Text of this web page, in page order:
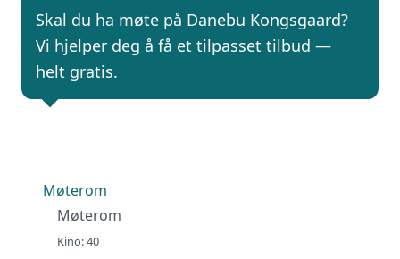
Skal du ha møte på Danebu Kongsgaard?
Vi hjelper deg å få et tilpasset tilbud —
helt gratis.
Møterom
Møterom
Kino: 40